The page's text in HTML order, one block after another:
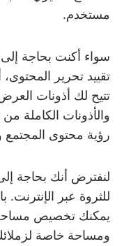
مستخدم.
سواء أكنت بحاجة
تقييد تحرير
تتيح لك أذونات
رؤية محتوى المجتمع
لنفترض أنك بحاجة
للثروة عبر الإنترنت.
يمكنك تخصيص
ومساحة خاصة